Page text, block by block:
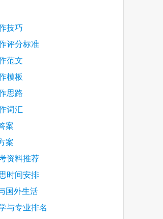
技巧
评分标准
范文
模板
思路
词汇
案
案
资料推荐
时间安排
国外生活
与专业排名